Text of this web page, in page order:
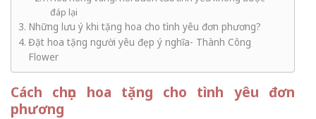
đáp lại
Những lưu ý khi tặng hoa cho tình yêu đơn phương?
Đặt hoa tặng người yêu đẹp ý nghĩa- Thành Công
Flower
Cách chọn hoa tặng cho tình yêu đơn
phương